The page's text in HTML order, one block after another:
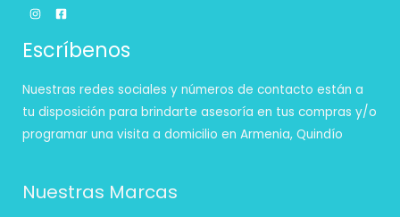
Escríbenos
Nuestras redes sociales y números de contacto están a
tu disposición para brindarte asesoría en tus compras y/o
programar una visita a domicilio en Armenia, Quindío
Nuestras Marcas